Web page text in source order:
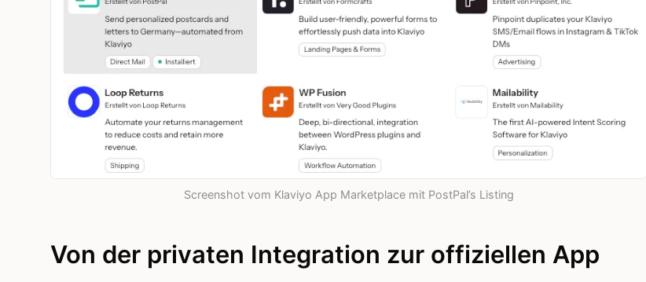
Screenshot vom Klaviyo App Marketplace mit PostPal’s Listing
Von der privaten Integration zur offiziellen App